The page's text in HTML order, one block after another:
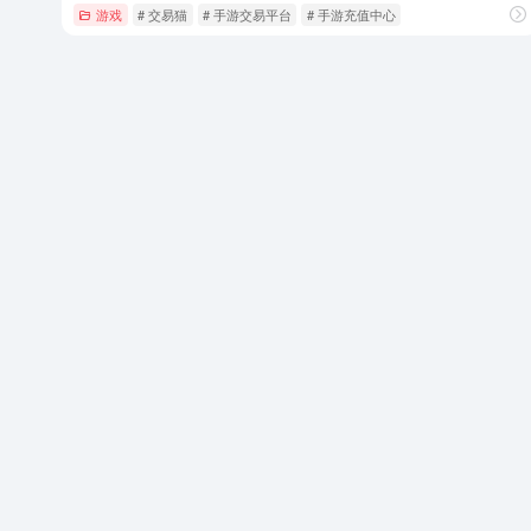
游戏 # 交易猫 # 手游交易平台 # 手游充值中心